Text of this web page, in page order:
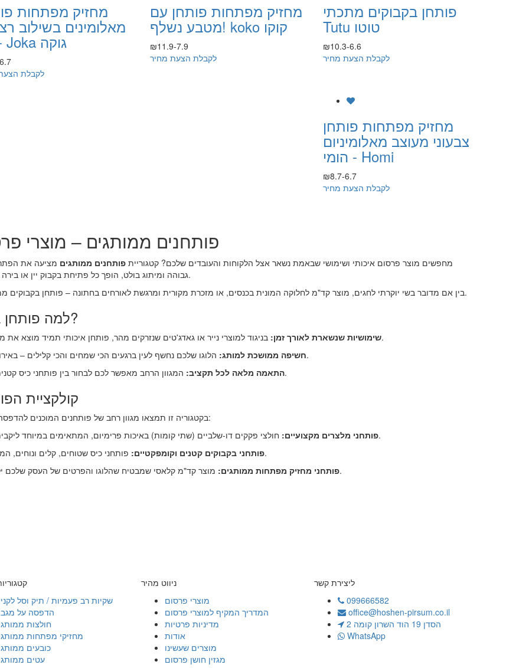
פותחן בקבוקים מתכתי
Tutu טוטו
₪10.3-6.6
לקבלת הצעת מחיר
מחזיק מפתחות פותחן עם
מטבע נשלף! koko קוקו
₪11.9-7.9
לקבלת הצעת מחיר
מחזיק מפתחות
מאלומינים בשילוב
בד - Joka גוקה
לקבלת
מחזיק מפתחות פותחן
צבעוני מעוצב מאלומיניום
- הומי Homi
₪8.7-6.7
לקבלת הצעת מחיר
פותחנים ממותגים – מוצרי
מחפשים מוצר פרסום איכותי ושימושי שבאמת נשאר אצל הלקוחות והעובדים שלכם? קטגוריית פותחנים ממותגים מציעה את
גבוהה ומיתוג בולט, הופך כל פתיחת בקבוק יין או בירה להזדמנות שיווקית שמקפיצה את הנוכחות של המותג שלכם.
בין אם מדובר בשי יוקרתי לחגים, מוצר קד"מ לחלוקה המונית בכנסים, או מזכרת מקורית ומרגשת לאורחים בחתונה – פותחן בקבוקים ממותג משאיר רושם אלגנטי ומלווה את המקבלים לאורך שנים.
למה פותחן בקבוקים ממותג הוא בחירה מנצחת?
שימושיות שנשארת לאורך זמן:בניגוד למוצרי נייר או גאדג'טים שנזרקים מהר, פותחן איכותי תמיד מוצא את מקומו במגירת המטבח, על הבר או במחזיק המפתחות.
חשיפה ממושכת למותג:הלוגו שלכם נחשף לעין ברגעים הכי שמחים והכי קלילים – באירועים, הרמות כוסית, ארוחות שישי ומפגשים חברתיים.
התאמה מלאה לכל תקציב:המגוון הרחב מאפשר לכם לבחור בין פותחני כיס קטנים וזולים לחלוקה רחבה, לבין מארזים יוקרתיים לחגים.
קולקציית
בקטגוריה זו תמצאו מגוון רחב של פותחנים המוכנים להדפסה צבעונית עמידה או לחריטת לייזר יוקרטית בהתאמה אישית:
פותחני מלצרים מקצועיים:חולצי פקקים דו-שלביים (שתי קומות) באיכות פרימיום, המתאימים במיוחד ליקבים, מסעדות, חנויות יין וכמתנות חג יוקרתיות לעובדים.
פותחני בקבוקים קטנים וקומפקטיים:פותחני כיס שטוחים, קלים ונוחים, המושלמים כמתנה לאורחים באירועים, חתונות ומסיבות.
פותחני מחזיק מפתחות ממותגים:מוצר קד"מ קלאסי שמבטיח שהלוגו והפרטים של העסק שלכם ילכו עם הלקוח לכל מקום, צמוד לצרור המפתחות שלו.
ליצירת קשר
099666582
office@hoshen-pirsum.co.il
הסדן 19 הוד השרון קומה 2
WhatsApp
ניווט מהיר
מוצרי פרסום
המדריך המקיף למוצרי פרסום
מדיניות פרטיות
אודות
מוצרים שעשינו
מגזין חושן פרסום
שקיות רב פעמיות / תיק וסל
הדפסה על
חולצות
מחזיקי מפתחות
כובעים
עטים